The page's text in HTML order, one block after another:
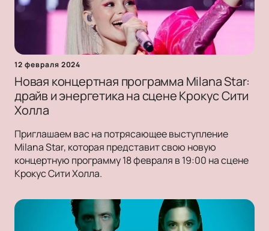
12 февраля 2024
Новая концертная программа Milana Star:
драйв и энергетика на сцене Крокус Сити
Холла
Приглашаем вас на потрясающее выступление
Milana Star, которая представит свою новую
концертную программу 18 февраля в 19:00 на сцене
Крокус Сити Холла.